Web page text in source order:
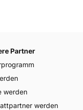
Partner
werden
werden